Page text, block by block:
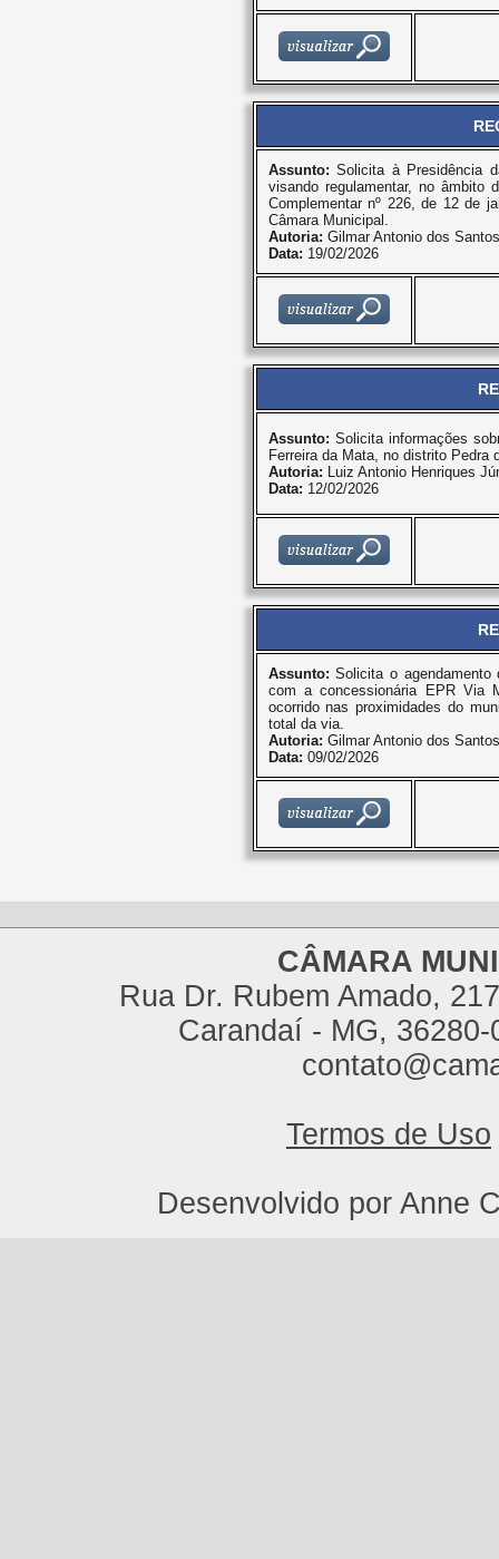
Assunto: Solicita à Presidência
visando regulamentar, no âmbito
Complementar nº 226, de 12 de
Câmara Municipal.
Autoria: Gilmar Antonio dos Santos
Data: 19/02/2026
Assunto: Solicita informações
Ferreira da Mata, no distrito Pedra
Autoria: Luiz Antonio Henriques
Data: 12/02/2026
Assunto: Solicita o agendamento
com a concessionária EPR Via
ocorrido nas proximidades do
total da via.
Autoria: Gilmar Antonio dos Santos
Data: 09/02/2026
CÂMARA
Rua Dr. Rubem Amado,
Carandaí - MG,
Termos de Uso
Desenvolvido por Anne